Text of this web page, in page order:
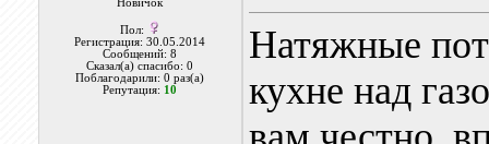
Новичок
Пол:
Регистрация: 30.05.2014
Сообщений: 8
Сказал(а) спасибо: 0
Поблагодарили: 0 раз(а)
Репутация: 10
Натяжные
кухне над